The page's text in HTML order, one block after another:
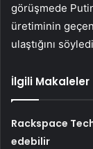
görüşmede
üretiminin
ulaştığını
İlgili Makaleler
Rackspace
edebilir